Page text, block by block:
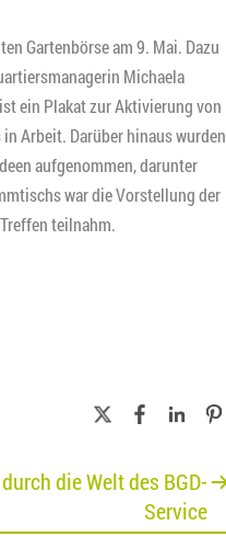
Gartenbörse am 9. Mai. Dazu
Michaela
ein Plakat zur Aktivierung von
Arbeit. Darüber hinaus wurden
aufgenommen, darunter
war die Vorstellung der
teilnahm.
die Welt des BGD-
Service